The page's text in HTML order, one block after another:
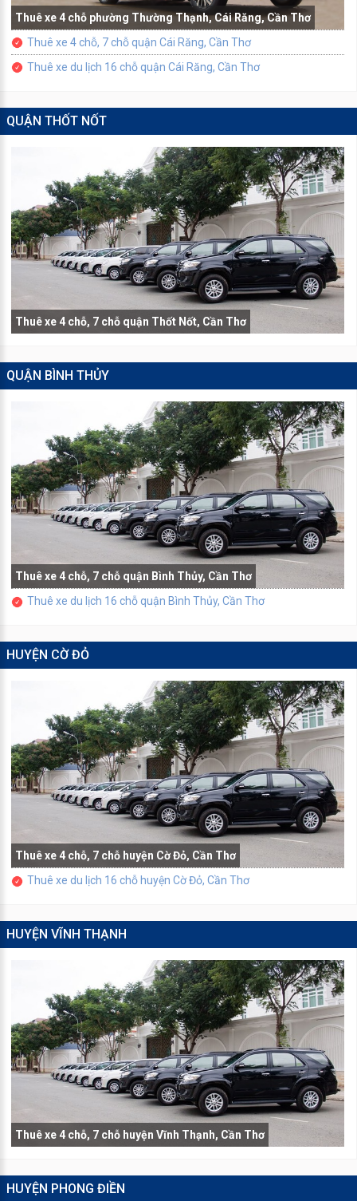
Thuê xe 4 chỗ phường Thường Thạnh, Cái Răng, Cần Thơ
Thuê xe 4 chỗ, 7 chỗ quận Cái Răng, Cần Thơ
Thuê xe du lịch 16 chỗ quận Cái Răng, Cần Thơ
QUẬN THỐT NỐT
Thuê xe 4 chỗ, 7 chỗ quận Thốt Nốt, Cần Thơ
QUẬN BÌNH THỦY
Thuê xe 4 chỗ, 7 chỗ quận Bình Thủy, Cần Thơ
Thuê xe du lịch 16 chỗ quận Bình Thủy, Cần Thơ
HUYỆN CỜ ĐỎ
Thuê xe 4 chỗ, 7 chỗ huyện Cờ Đỏ, Cần Thơ
Thuê xe du lịch 16 chỗ huyện Cờ Đỏ, Cần Thơ
HUYỆN VĨNH THẠNH
Thuê xe 4 chỗ, 7 chỗ huyện Vĩnh Thạnh, Cần Thơ
HUYỆN PHONG ĐIỀN